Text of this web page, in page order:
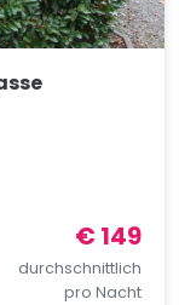
€ 149
durchschnittlich
pro Nacht